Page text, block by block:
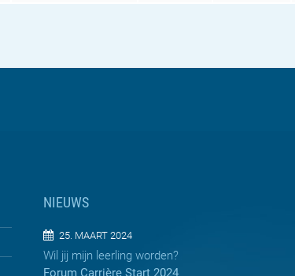
NIEUWS
25. MAART 2024
Wil jij mijn leerling worden?
Forum Carrière Start 2024